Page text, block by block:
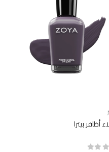
أظافر بيترا